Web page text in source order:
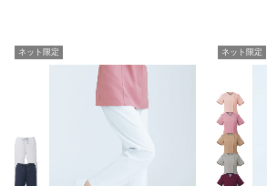
ネット限定 ネット限定